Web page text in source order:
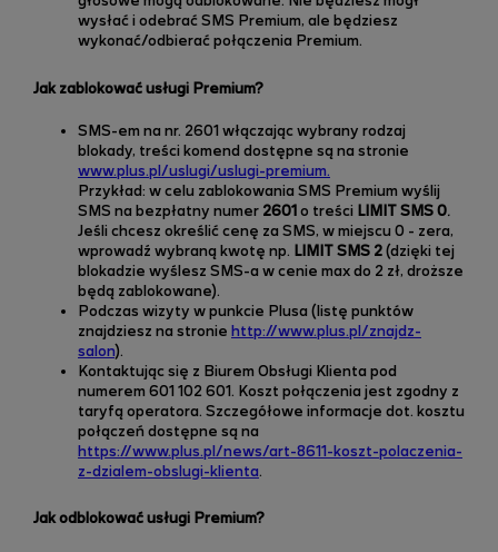
wysłać i odebrać SMS Premium, ale będziesz
wykonać/odbierać połączenia Premium.
Jak zablokować usługi Premium?
SMS-em na nr. 2601 włączając wybrany rodzaj
blokady, treści komend dostępne są na stronie
www.plus.pl/uslugi/uslugi-premium.
Przykład: w celu zablokowania SMS Premium wyślij
SMS na bezpłatny numer 2601o treści LIMIT SMS 0.
Jeśli chcesz określić cenę za SMS, w miejscu 0 - zera,
wprowadź wybraną kwotę np. LIMIT SMS 2(dzięki tej
blokadzie wyślesz SMS-a w cenie max do 2 zł, droższe
będą zablokowane).
Podczas wizyty wpunkcie Plusa (listę punktów
znajdziesz na stronie http://www.plus.pl/znajdz-
salon).
Kontaktując się z Biurem Obsługi Klienta pod
numerem 601 102 601. Koszt połączenia jest zgodny z
taryfą operatora. Szczegółowe informacje dot. kosztu
połączeń dostępne są na
https://www.plus.pl/news/art-8611-koszt-polaczenia-
z-dzialem-obslugi-klienta.
Jak odblokować usługi Premium?